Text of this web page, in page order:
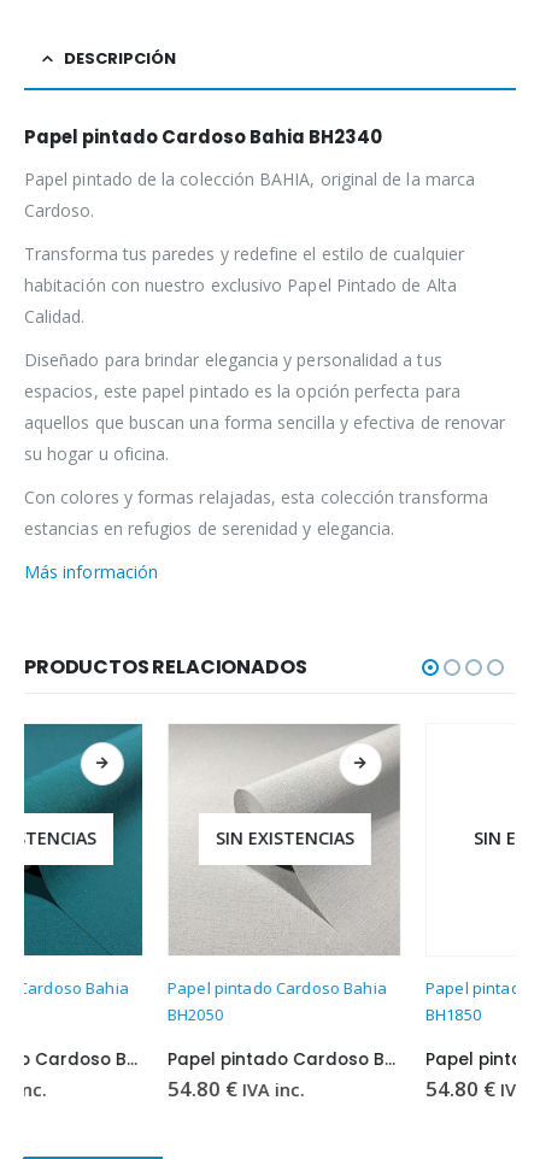
DESCRIPCIÓN
Papel pintado Cardoso Bahia BH2340
Papel pintado de la colección BAHIA, original de la marca
Cardoso.
Transforma tus paredes y redefine el estilo de cualquier
habitación con nuestro exclusivo Papel Pintado de Alta
Calidad.
Diseñado para brindar elegancia y personalidad a tus
espacios, este papel pintado es la opción perfecta para
aquellos que buscan una forma sencilla y efectiva de renovar
su hogar u oficina.
Con colores y formas relajadas, esta colección transforma
estancias en refugios de serenidad y elegancia.
Más información
PRODUCTOS RELACIONADOS
SIN EXISTENCIAS
Papel pintado Cardoso Bahia
Papel pintado Cardoso Bahia BH2050
54.80
SIN EXISTENCIAS
Papel pintado Cardoso Bahia
Papel pintado Cardoso Bahia BH1850
54.80